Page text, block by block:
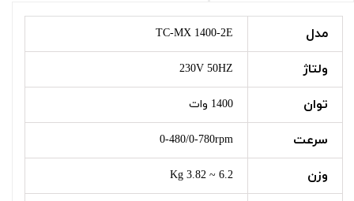
مدل TC-MX 1400-2E
ولتاژ 230V 50HZ
توان 1400 وات
سرعت 0-480/0-780rpm
وزن 6.2 ~ 3.82 Kg